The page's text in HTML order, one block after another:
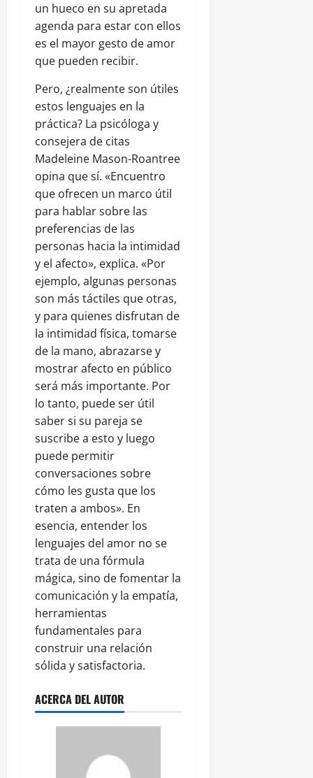
un hueco en su apretada
agenda para estar con ellos
es el mayor gesto de amor
que pueden recibir.
Pero, ¿realmente son útiles
estos lenguajes en la
práctica? La psicóloga y
consejera de citas
Madeleine Mason-Roantree
opina que sí. «Encuentro
que ofrecen un marco útil
para hablar sobre las
preferencias de las
personas hacia la intimidad
y el afecto», explica. «Por
ejemplo, algunas personas
son más táctiles que otras,
y para quienes disfrutan de
la intimidad física, tomarse
de la mano, abrazarse y
mostrar afecto en público
será más importante. Por
lo tanto, puede ser útil
saber si su pareja se
suscribe a esto y luego
puede permitir
conversaciones sobre
cómo les gusta que los
traten a ambos». En
esencia, entender los
lenguajes del amor no se
trata de una fórmula
mágica, sino de fomentar la
comunicación y la empatía,
herramientas
fundamentales para
construir una relación
sólida y satisfactoria.
ACERCA DEL AUTOR